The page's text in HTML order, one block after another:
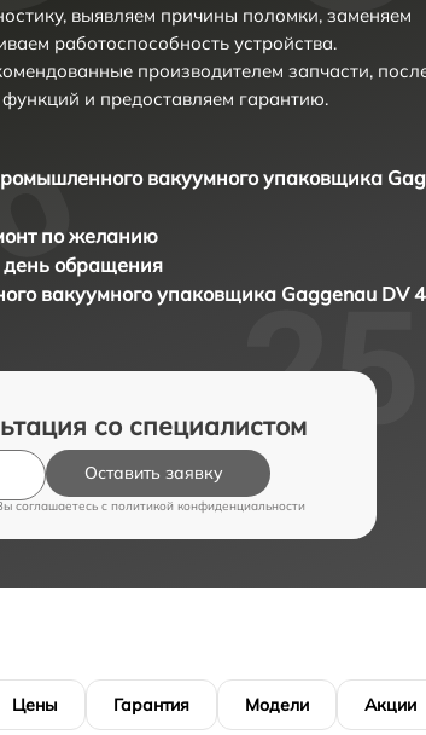
выявляем причины поломки, заменяем
работоспособность устройства.
производителем запчасти,
и предоставляем гарантию.
вакуумного упаковщика
по желанию
день обращения
вакуумного упаковщика Gaggenau DV
со специалистом
Оставить заявку
соглашаетесь c политикой конфиденциальности
Цены Гарантия Модели Акции